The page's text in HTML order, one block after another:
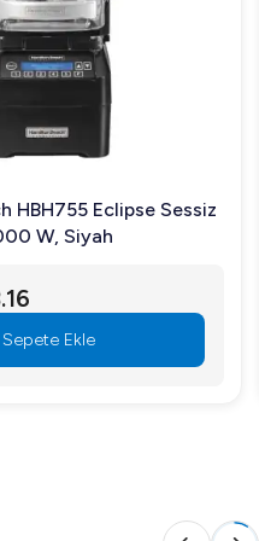
ürün detaylarını
HBH755 Eclipse Sessiz
W, Siyah
Sepete Ekle